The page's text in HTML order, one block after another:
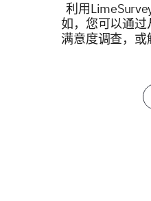
利用
如，您可以通
满意度调查，